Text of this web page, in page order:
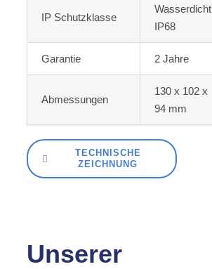
IP Schutzklasse
Wasserdicht
IP68
Garantie 2 Jahre
Abmessungen
130 x 102 x
94 mm
TECHNISCHE
ZEICHNUNG
Unserer